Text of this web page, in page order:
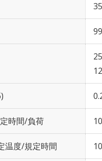
時間/負荷
温度/規定時間